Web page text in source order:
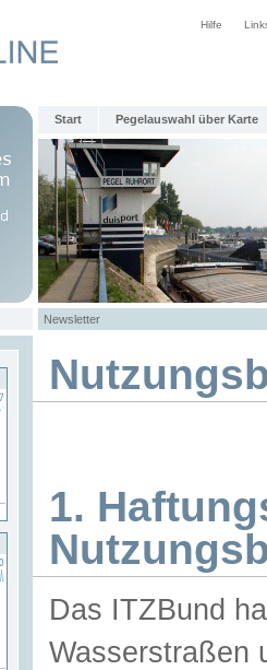
Hilfe
Start Pegelauswahl über Karte
Newsletter
1.
Das ITZBund
Wasserstraßen